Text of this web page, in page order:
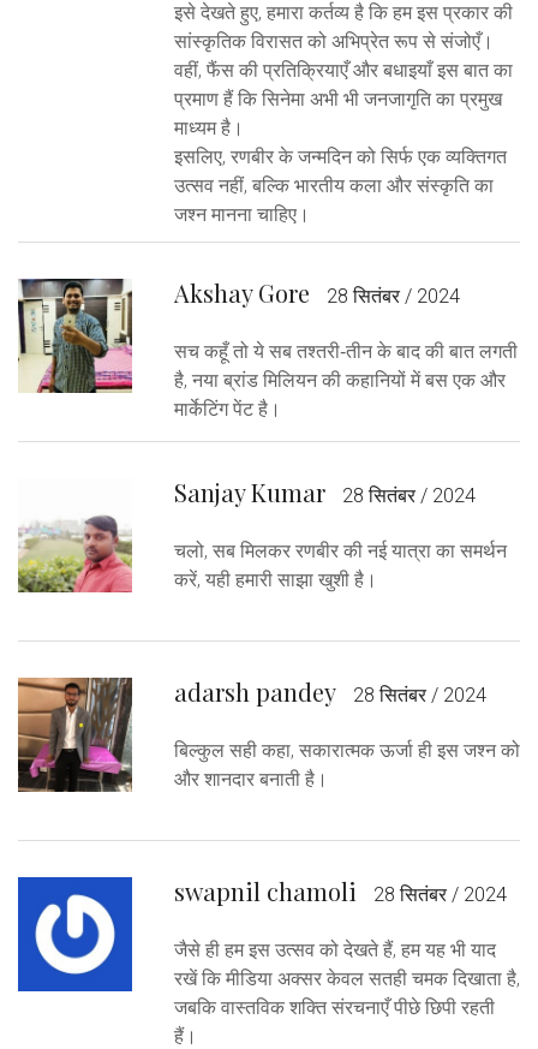
इसे देखते हुए, हमारा कर्तव्य है कि हम इस प्रकार की
सांस्कृतिक विरासत को अभिप्रेत रूप से संजोएँ।
वहीं, फैंस की प्रतिक्रियाएँ और बधाइयाँ इस बात का
प्रमाण हैं कि सिनेमा अभी भी जनजागृति का प्रमुख
माध्यम है।
इसलिए, रणबीर के जन्मदिन को सिर्फ एक व्यक्तिगत
उत्सव नहीं, बल्कि भारतीय कला और संस्कृति का
जश्न मानना चाहिए।
Akshay Gore 28 सितंबर / 2024
सच कहूँ तो ये सब तश्तरी‑तीन के बाद की बात लगती
है, नया ब्रांड मिलियन की कहानियों में बस एक और
मार्केटिंग पेंट है।
Sanjay Kumar 28 सितंबर / 2024
चलो, सब मिलकर रणबीर की नई यात्रा का समर्थन
करें, यही हमारी साझा खुशी है।
adarsh pandey 28 सितंबर / 2024
बिल्कुल सही कहा, सकारात्मक ऊर्जा ही इस जश्न को
और शानदार बनाती है।
swapnil chamoli 28 सितंबर / 2024
जैसे ही हम इस उत्सव को देखते हैं, हम यह भी याद
रखें कि मीडिया अक्सर केवल सतही चमक दिखाता है,
जबकि वास्तविक शक्ति संरचनाएँ पीछे छिपी रहती
हैं।